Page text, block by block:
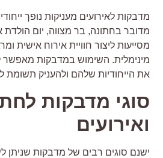
מדבקות לאירועים מעניקות נופך ייחודי
מדובר בחתונה, בר מצווה, יום הולדת או
מסייעות ליצור חוויית אירוח אישית
מינימלית. השימוש במדבקות מאפשר
את הייחודיות שלהם ולהעניק תשומת לב
סוגי מדבקות
ואירועים
ישנם סוגים רבים של מדבקות שניתן